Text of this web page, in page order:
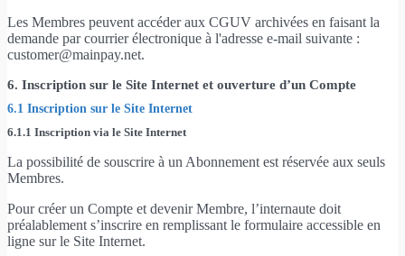
Les Membres peuvent accéder aux CGUV archivées en faisant la
demande par courrier électronique à l'adresse e-mail suivante :
customer@mainpay.net.
6. Inscription sur le Site Internet et ouverture d’un Compte
6.1 Inscription sur le Site Internet
6.1.1 Inscription via le Site Internet
La possibilité de souscrire à un Abonnement est réservée aux seuls
Membres.
Pour créer un Compte et devenir Membre, l’internaute doit
préalablement s’inscrire en remplissant le formulaire accessible en
ligne sur le Site Internet.